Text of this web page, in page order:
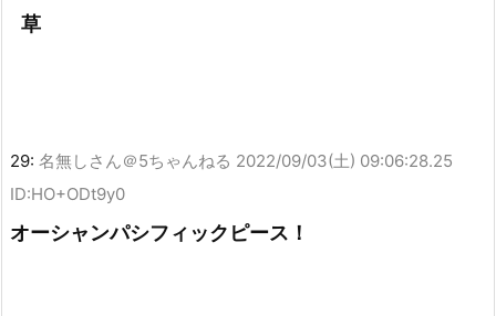
草
29: 名無しさん＠5ちゃんねる 2022/09/03(土) 09:06:28.25
ID:HO+ODt9y0
オーシャンパシフィックピース！